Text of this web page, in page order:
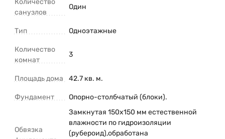
санузлов
Один
Тип Одноэтажные
Количество
комнат
3
Площадь дома 42.7 кв. м.
Фундамент Опорно-столбчатый (блоки).
Обвязка
Замкнутая 150х150 мм естественной
влажности по гидроизоляции
(рубероид),обработана